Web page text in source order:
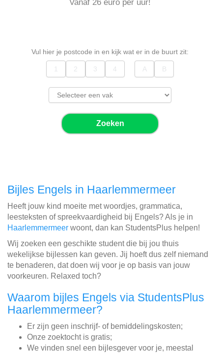
Vanaf 26 euro per uur!
Vul hier je postcode in en kijk wat er in de buurt zit:
Zoeken
Bijles Engels in Haarlemmermeer
Heeft jouw kind moeite met woordjes, grammatica,
leesteksten of spreekvaardigheid bij Engels? Als je in
Haarlemmermeer woont, dan kan StudentsPlus helpen!
Wij zoeken een geschikte student die bij jou thuis
wekelijkse bijlessen kan geven. Jij hoeft dus zelf niemand
te benaderen, dat doen wij voor je op basis van jouw
voorkeuren. Relaxed toch?
Waarom bijles Engels via StudentsPlus
Haarlemmermeer?
Er zijn geen inschrijf- of bemiddelingskosten;
Onze zoektocht is gratis;
We vinden snel een bijlesgever voor je, meestal